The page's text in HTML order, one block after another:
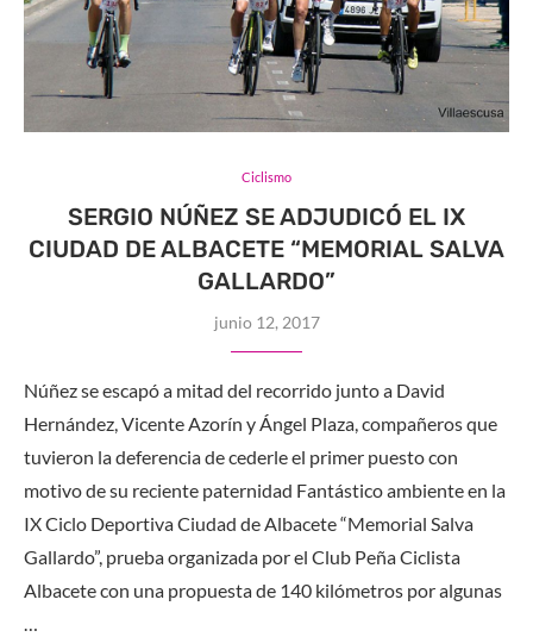
Ciclismo
SERGIO NÚÑEZ SE ADJUDICÓ EL IX
CIUDAD DE ALBACETE “MEMORIAL SALVA
GALLARDO”
junio 12, 2017
Núñez se escapó a mitad del recorrido junto a David
Hernández, Vicente Azorín y Ángel Plaza, compañeros que
tuvieron la deferencia de cederle el primer puesto con
motivo de su reciente paternidad Fantástico ambiente en la
IX Ciclo Deportiva Ciudad de Albacete “Memorial Salva
Gallardo”, prueba organizada por el Club Peña Ciclista
Albacete con una propuesta de 140 kilómetros por algunas
…